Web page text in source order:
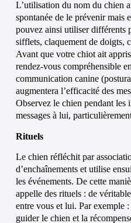
L’utilisation du nom du chien
spontanée de le prévenir mais
pouvez ainsi utiliser différents
sifflets, claquement de doigts,
Avant que votre chiot ait
rendez-vous compréhensible
communication canine
augmentera l’efficacité des
Observez le chien pendant les
messages à lui,
Rituels
Le chien réfléchit par
d’enchaînements et utilise
les événements. De cette
appelle des rituels : de
entre vous et lui. Par exemple
guider le chien et la